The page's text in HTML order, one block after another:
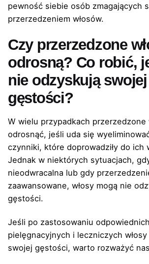
pewność siebie osób zmagających
przerzedzeniem włosów.
Czy przerzedzone
odrosną? Co robić,
nie odzyskują swojej
gęstości?
W wielu przypadkach przerzedzone
odrosnąć, jeśli uda się
czynniki, które doprowadziły do ich
Jednak w niektórych sytuacjach,
nieodwracalna lub gdy
zaawansowane, włosy mogą nie
gęstości.
Jeśli po zastosowaniu odpowiednich
pielęgnacyjnych i leczniczych
swojej gęstości, warto rozważyć